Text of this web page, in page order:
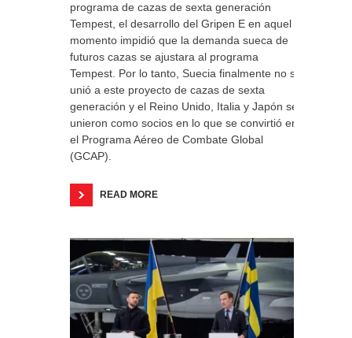
programa de cazas de sexta generación
Tempest, el desarrollo del Gripen E en aquel
momento impidió que la demanda sueca de
futuros cazas se ajustara al programa
Tempest. Por lo tanto, Suecia finalmente no se
unió a este proyecto de cazas de sexta
generación y el Reino Unido, Italia y Japón se
unieron como socios en lo que se convirtió en
el Programa Aéreo de Combate Global
(GCAP).
READ MORE